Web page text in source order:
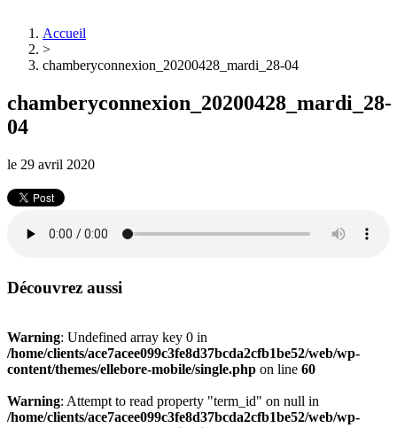
Accueil
>
chamberyconnexion_20200428_mardi_28-04
chamberyconnexion_20200428_mardi_28-
04
le 29 avril 2020
Découvrez aussi
Warning: Undefined array key 0 in
/home/clients/ace7acee099c3fe8d37bcda2cfb1be52/web/wp-
content/themes/ellebore-mobile/single.php on line 60
Warning: Attempt to read property "term_id" on null in
/home/clients/ace7acee099c3fe8d37bcda2cfb1be52/web/wp-